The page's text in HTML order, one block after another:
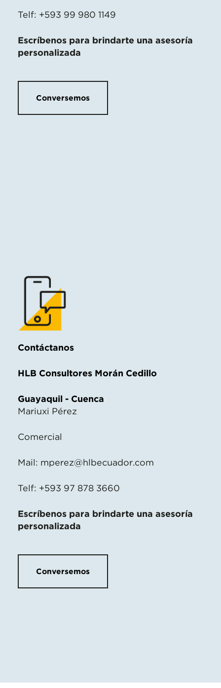
Telf: +593 99 980 1149
Escríbenos para brindarte una asesoría
personalizada
Conversemos
Contáctanos
HLB Consultores Morán Cedillo
Guayaquil - Cuenca
Mariuxi Pérez
Comercial
Mail: mperez@hlbecuador.com
Telf: +593 97 878 3660
Escríbenos para brindarte una asesoría
personalizada
Conversemos